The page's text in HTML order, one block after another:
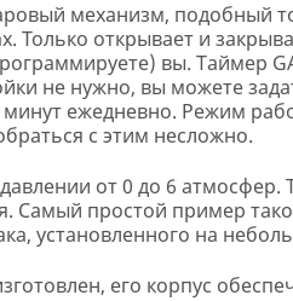
механизм, подобный
Только открывает и
вы. Таймер
не нужно, вы можете
ежедневно. Режим
с этим несложно.
от 0 до 6 атмосфер.
Самый простой пример
установленного на
его корпус